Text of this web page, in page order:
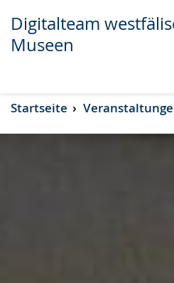
Transkript anzeigen
Abspielen
Pausieren
Digitalteam
Museen
Startseite